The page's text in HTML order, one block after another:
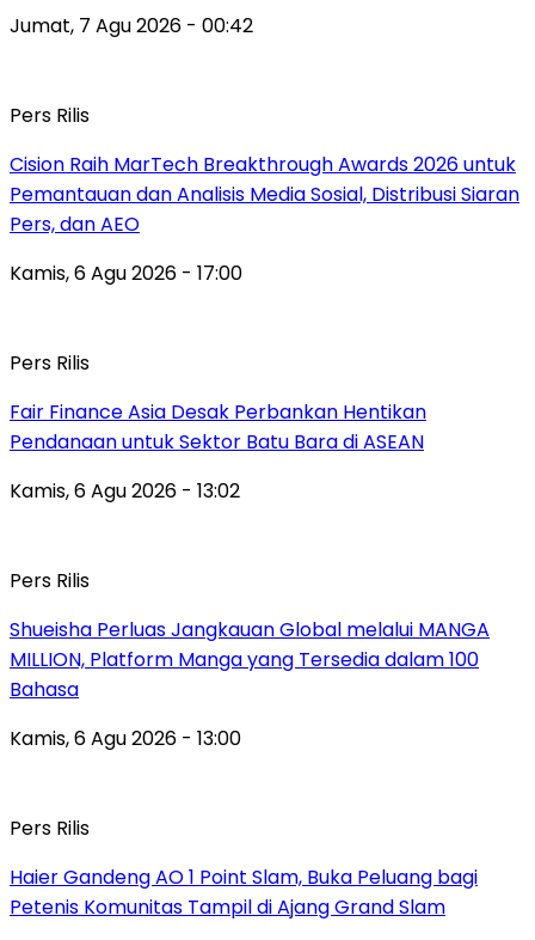
Jumat, 7 Agu 2026 - 00:42
Pers Rilis
Cision Raih MarTech Breakthrough Awards 2026 untuk
Pemantauan dan Analisis Media Sosial, Distribusi Siaran
Pers, dan AEO
Kamis, 6 Agu 2026 - 17:00
Pers Rilis
Fair Finance Asia Desak Perbankan Hentikan
Pendanaan untuk Sektor Batu Bara di ASEAN
Kamis, 6 Agu 2026 - 13:02
Pers Rilis
Shueisha Perluas Jangkauan Global melalui MANGA
MILLION, Platform Manga yang Tersedia dalam 100
Bahasa
Kamis, 6 Agu 2026 - 13:00
Pers Rilis
Haier Gandeng AO 1 Point Slam, Buka Peluang bagi
Petenis Komunitas Tampil di Ajang Grand Slam